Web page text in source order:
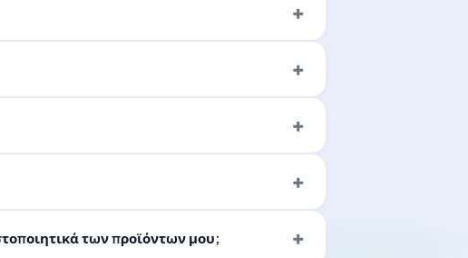
των προϊόντων μου;